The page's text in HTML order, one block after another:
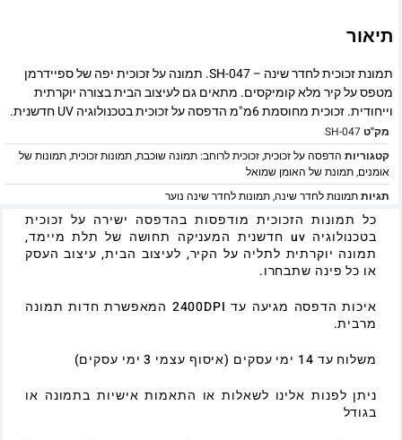
תיאור
תמונת זכוכית לחדר שינה – SH-047. תמונה על זכוכית יפה של ספיידרמן
מטפס על קיר מלא קומיקסים. מתאים גם לעיצוב הבית בצורה יוקרתית
וייחודית. זכוכית מחוסמת 6מ"מ הדפסה על זכוכית בטכנולוגיה UV חדשנית.
מק"טSH-047
קטגוריות הדפסה על זכוכית,זכוכית לרוחב: תמונה שוכבת,תמונות זכוכית,תמונות של
אומנים,תמונת של האומן שמואל
תגיותתמונות לחדר שינה,תמונות לחדר שינה נוער
כל תמונות הזכוכית מודפסות בהדפסה ישירה על זכוכית
בטכנולוגיה uv חדשנית המעניקה תחושה של תלת מיימד,
תמונה יוקרתית לתליה על הקיר, לעיצוב הבית, עיצוב העסק
או כל פינה שתבחרו.
איכות הדפסה מגיעה עד 2400DPI המאפשרת חדות תמונה
מרבית.
משלוח עד 14 ימי עסקים (איסוף עצמי 3 ימי עסקים)
ניתן לפנות אלינו לשאלות או התאמות אישיות בתמונה או
בגודל